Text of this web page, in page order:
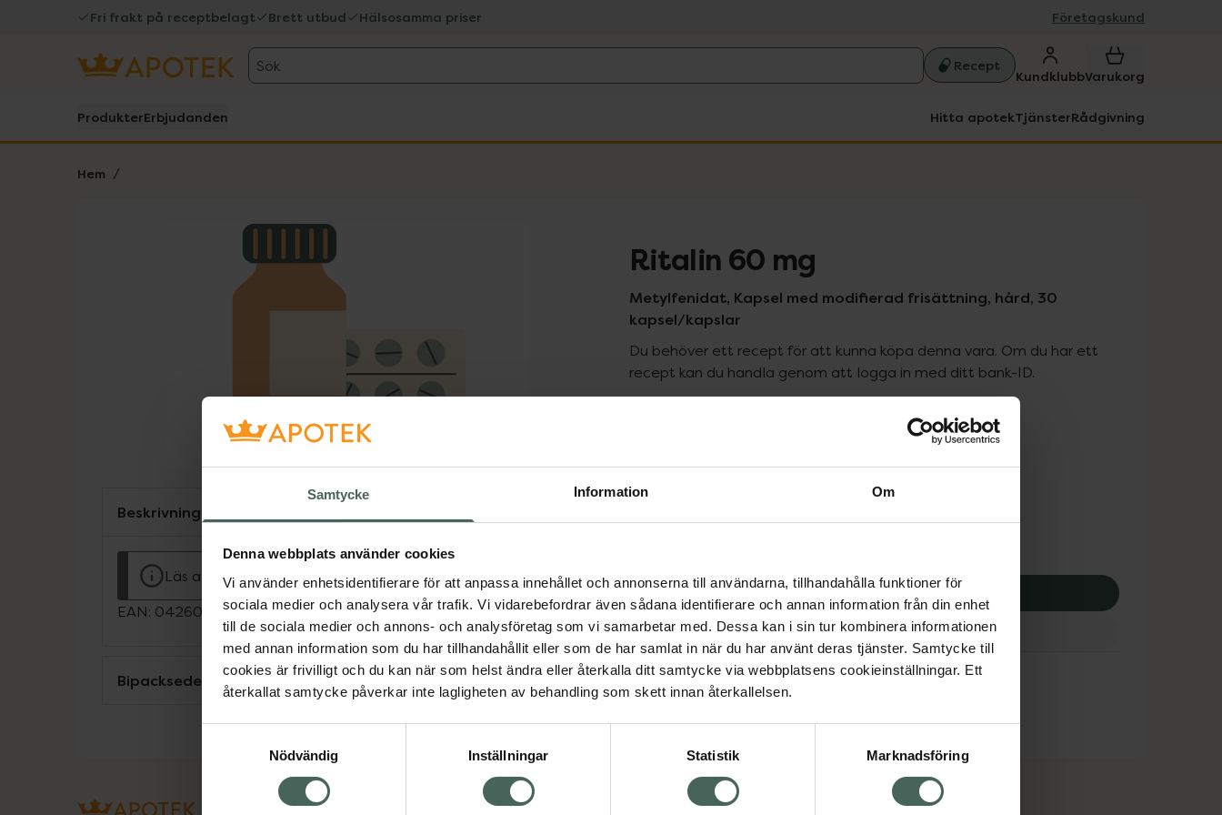
Samtycke Information Om
Denna webbplats använder cookies
Vi använder enhetsidentifierare för att anpassa innehållet och annonserna till användarna, tillhandahålla funktioner för
sociala medier och analysera vår trafik. Vi vidarebefordrar även sådana identifierare och annan information från din enhet
till de sociala medier och annons- och analysföretag som vi samarbetar med. Dessa kan i sin tur kombinera informationen
med annan information som du har tillhandahållit eller som de har samlat in när du har använt deras tjänster. Samtycke till
cookies är frivilligt och du kan när som helst ändra eller återkalla ditt samtycke via webbplatsens cookieinställningar. Ett
återkallat samtycke påverkar inte lagligheten av behandling som skett innan återkallelsen.
Nödvändig
Inställningar Statistik Marknadsföring
Fri frakt på receptbelagt Brett utbud Hälsosamma priser Företagskund
Sök Recept
KundklubbVarukorg
ProdukterErbjudanden Hitta apotekTjänsterRådgivning
Hem
Lista: . Innehåller 1 objekt. Ritalin 60 mg
Metylfenidat, Kapsel med modifierad frisättning, hård, 30
kapsel/kapslar
Du behöver ett recept för att kunna köpa denna vara. Om du har ett
recept kan du handla genom att logga in med ditt bank-ID.
Pris med recept
485 kr
Köp via ditt recept
Fler produkter från Ritalin
Aktuella erbjudanden
Beskrivning
Läs alltid bipacksedeln innan användning.
EAN: 04260020521572
Bipacksedel från FASS Visa
Om recept och läkemedel